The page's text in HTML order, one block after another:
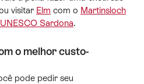
visitar Elm com o Martinsloch
Sardona.
o melhor custo-
pode pedir seu